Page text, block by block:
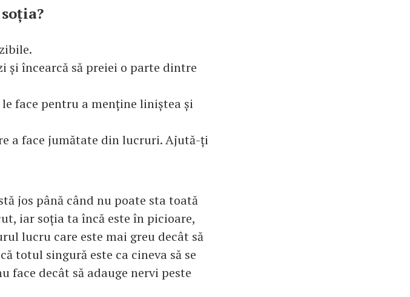
și încearcă să preiei o parte dintre
face pentru a menține liniștea și
a face jumătate din lucruri. Ajută-ți
jos până când nu poate sta toată
iar soția ta încă este în picioare,
lucru care este mai greu decât să
totul singură este ca cineva să se
face decât să adauge nervi peste